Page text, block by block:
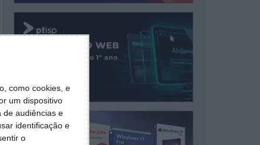
como cookies, e
um dispositivo
de audiências e
identificação e
o